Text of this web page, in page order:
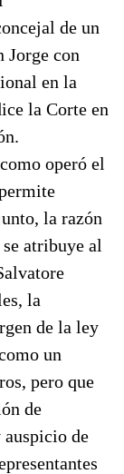
de un
Jorge con
en la
la Corte en
operó el
la razón
atribuye al
la
de la ley
un
pero que
de
de